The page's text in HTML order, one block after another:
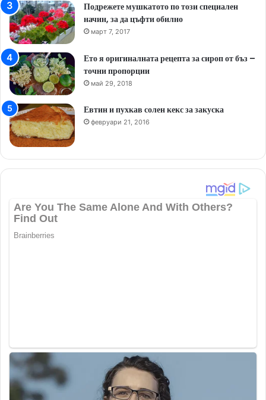
Подрежете мушкатото по този специален
начин, за да цъфти обилно
март 7, 2017
Ето я оригиналната рецепта за сироп от бъз –
точни пропорции
май 29, 2018
Евтин и пухкав солен кекс за закуска
февруари 21, 2016